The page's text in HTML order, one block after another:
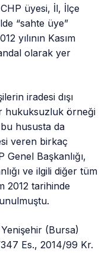
üyesi, İl, İlçe
“sahte üye”
yılının Kasım
olarak yer
iradesi dışı
hukuksuzluk örneği
hususta da
veren birkaç
Başkanlığı,
ve ilgili diğer tüm
2012 tarihinde
(Bursa)
Es., 2014/99 Kr.